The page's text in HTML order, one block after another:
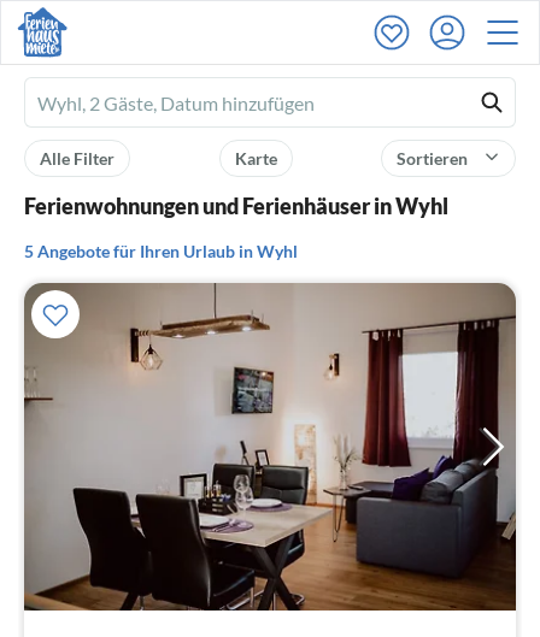
Ferienhausmiete
logo
Sortieren
Karte
Alle Filter
Ferienwohnungen und Ferienhäuser in Wyhl
5 Angebote für Ihren Urlaub in Wyhl